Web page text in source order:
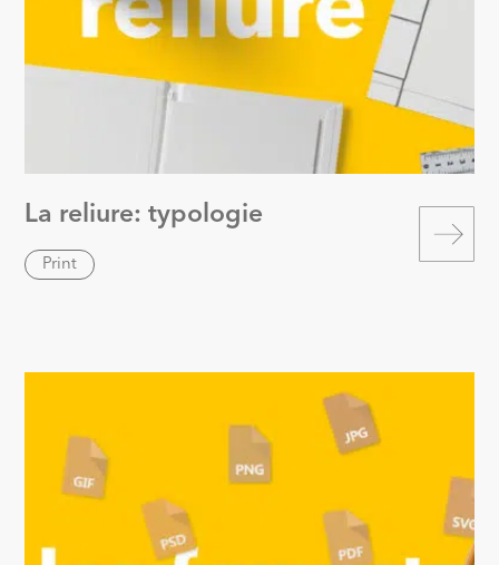
La reliure: typologie